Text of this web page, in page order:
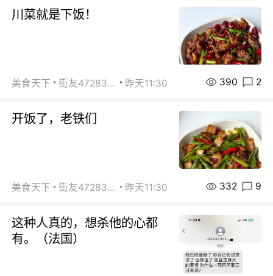
川菜就是下饭！
美食天下 街友472838572 昨天11:30 390 2
开饭了，老铁们
美食天下 街友472838572 昨天11:30 332 9
这种人真的，想杀他的心都
有。（法国）